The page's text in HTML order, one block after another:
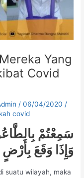
Yang
Covid
/06/04/2020 /
covid
سَمِعْتُمْ
وَإِذَا وَقَعَ بِأَرْضٍ
suatu wilayah, maka